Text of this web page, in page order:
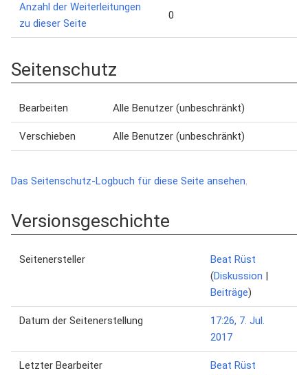
Anzahl der Weiterleitungen
zu dieser Seite
0
Seitenschutz
Bearbeiten Alle Benutzer (unbeschränkt)
Verschieben Alle Benutzer (unbeschränkt)
Das Seitenschutz-Logbuch für diese Seite ansehen.
Versionsgeschichte
Seitenersteller
Beat Rüst
(Diskussion |
Beiträge)
Datum der Seitenerstellung
17:26, 7. Jul.
2017
Letzter Bearbeiter
Beat Rüst